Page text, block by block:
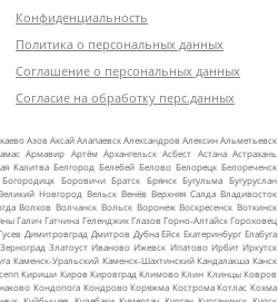
Конфиденциальность
Политика о персональных данных
Соглашение о персональных данных
Согласие на обработку перс.данных
АзовАксайАлапаевскАлександровАлексинАльметьевск
Армавир Артём Архангельск Асбест Астана Астрахань
Калитва Белгород Белебей Белово Белорецк Белореченск
Богородицк Боровичи Братск Брянск Бугульма Бугуруслан
Новгород Вельск Венёв Верхняя Салда Владивосток
Волхов Волчанск Вольск Воронеж Воскресенск Воткинск
Галич Гатчина Геленджик Глазов Горно‑АлтайскГороховец
Димитровград Дмитров Дубна Ейск Екатеринбург Елабуга
Зерноград Златоуст Иваново Ижевск Ипатово Ирбит Иркутск
Каменск‑Уральский Каменск‑Шахтинский Кандалакша Канск
Кириши Киров Кировград Климово Клин Клинцы Ковров
Кондопога Кондрово Коряжма Кострома Котлас Кохма